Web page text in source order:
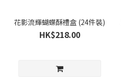
花影流輝蝴蝶酥禮盒 (24件裝)
HK$218.00